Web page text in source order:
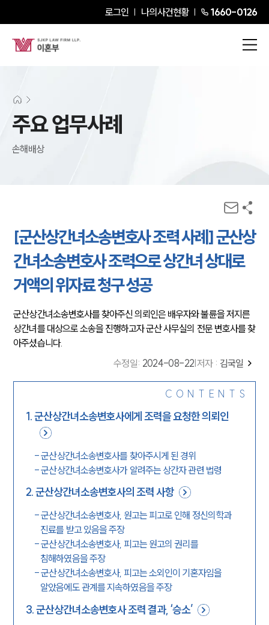
로그인 나의사건현황 1660-0126
주요 업무사례
손해배상
[군산상간녀소송변호사 조력 사례] 군산상
간녀소송변호사 조력으로 상간녀 상대로
거액의 위자료 청구 성공
군산상간녀소송변호사를 찾아주신 의뢰인은 배우자와 불륜을 저지른
상간녀를 대상으로 소송을 진행하고자 군산 사무실의 전문 변호사를 찾
아주셨습니다.
수정일: 2024-08-22 저자 : 김국일
CONTENTS
1.군산상간녀소송변호사에게 조력을 요청한 의뢰인
-군산상간녀소송변호사를 찾아주시게 된 경위
-군산상간녀소송변호사가 알려주는 상간자 관련 법령
2.군산상간녀소송변호사의 조력 사항
-군산상간녀소송변호사, 원고는 피고로 인해 정신의학과
진료를 받고 있음을 주장
-군산상간녀소송변호사, 피고는 원고의 권리를
침해하였음을 주장
-군산상간녀소송변호사, 피고는 소외인이 기혼자임을
알았음에도 관계를 지속하였음을 주장
3.군산상간녀소송변호사 조력 결과, ‘승소’